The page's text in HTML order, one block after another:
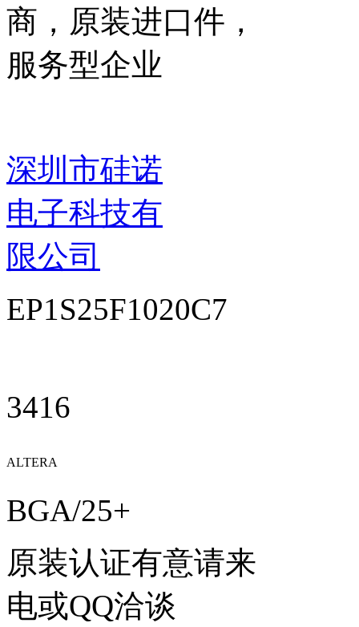
商，原装进口件，
服务型企业
深圳市硅诺
电子科技有
限公司
EP1S25F1020C7
3416
ALTERA
BGA/25+
原装认证有意请来
电或QQ洽谈